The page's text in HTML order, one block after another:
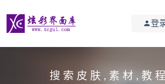
登
搜索皮肤,素材,教